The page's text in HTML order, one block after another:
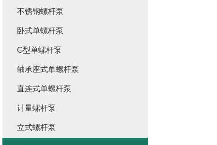
不锈钢螺杆泵
卧式单螺杆泵
G型单螺杆泵
轴承座式单螺杆泵
直连式单螺杆泵
计量螺杆泵
立式螺杆泵